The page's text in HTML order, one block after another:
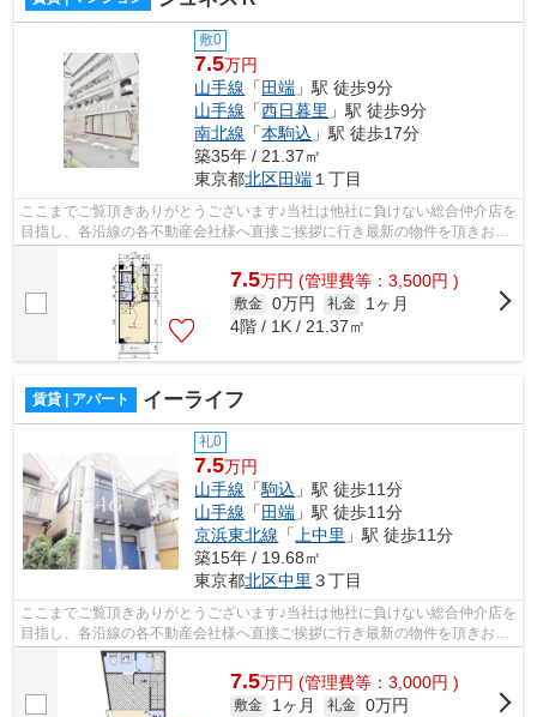
敷0
7.5万円
山手線 「 田端 」駅 徒歩9分
山手線 「西日暮里 」駅 徒歩9分
南北線 「本駒込 」駅 徒歩17分
築35年 / 21.37㎡
東京都北区田端 １丁目
ここまでご覧頂きありがとうございます♪当社は他社に負けない総合仲介店を
目指し、各沿線の各不動産会社様へ直接ご挨拶に行き最新の物件を頂きお客
様へ提供しております！最新の情報は...
7.5万円 (管理費等：3,500円 )
敷金 0万円 礼金
1ヶ月
4階 / 1K / 21.37㎡
賃貸 | アパート イーライフ
礼0
7.5万円
山手線 「駒込 」駅 徒歩11分
山手線 「田端 」駅 徒歩11分
京浜東北線 「 上中里 」駅 徒歩11分
築15年 / 19.68㎡
東京都北区中里 ３丁目
ここまでご覧頂きありがとうございます♪当社は他社に負けない総合仲介店を
目指し、各沿線の各不動産会社様へ直接ご挨拶に行き最新の物件を頂きお客
様へ提供しております！最新の情報は...
7.5万円 (管理費等：3,000円 )
敷金 1ヶ月 礼金 0万円